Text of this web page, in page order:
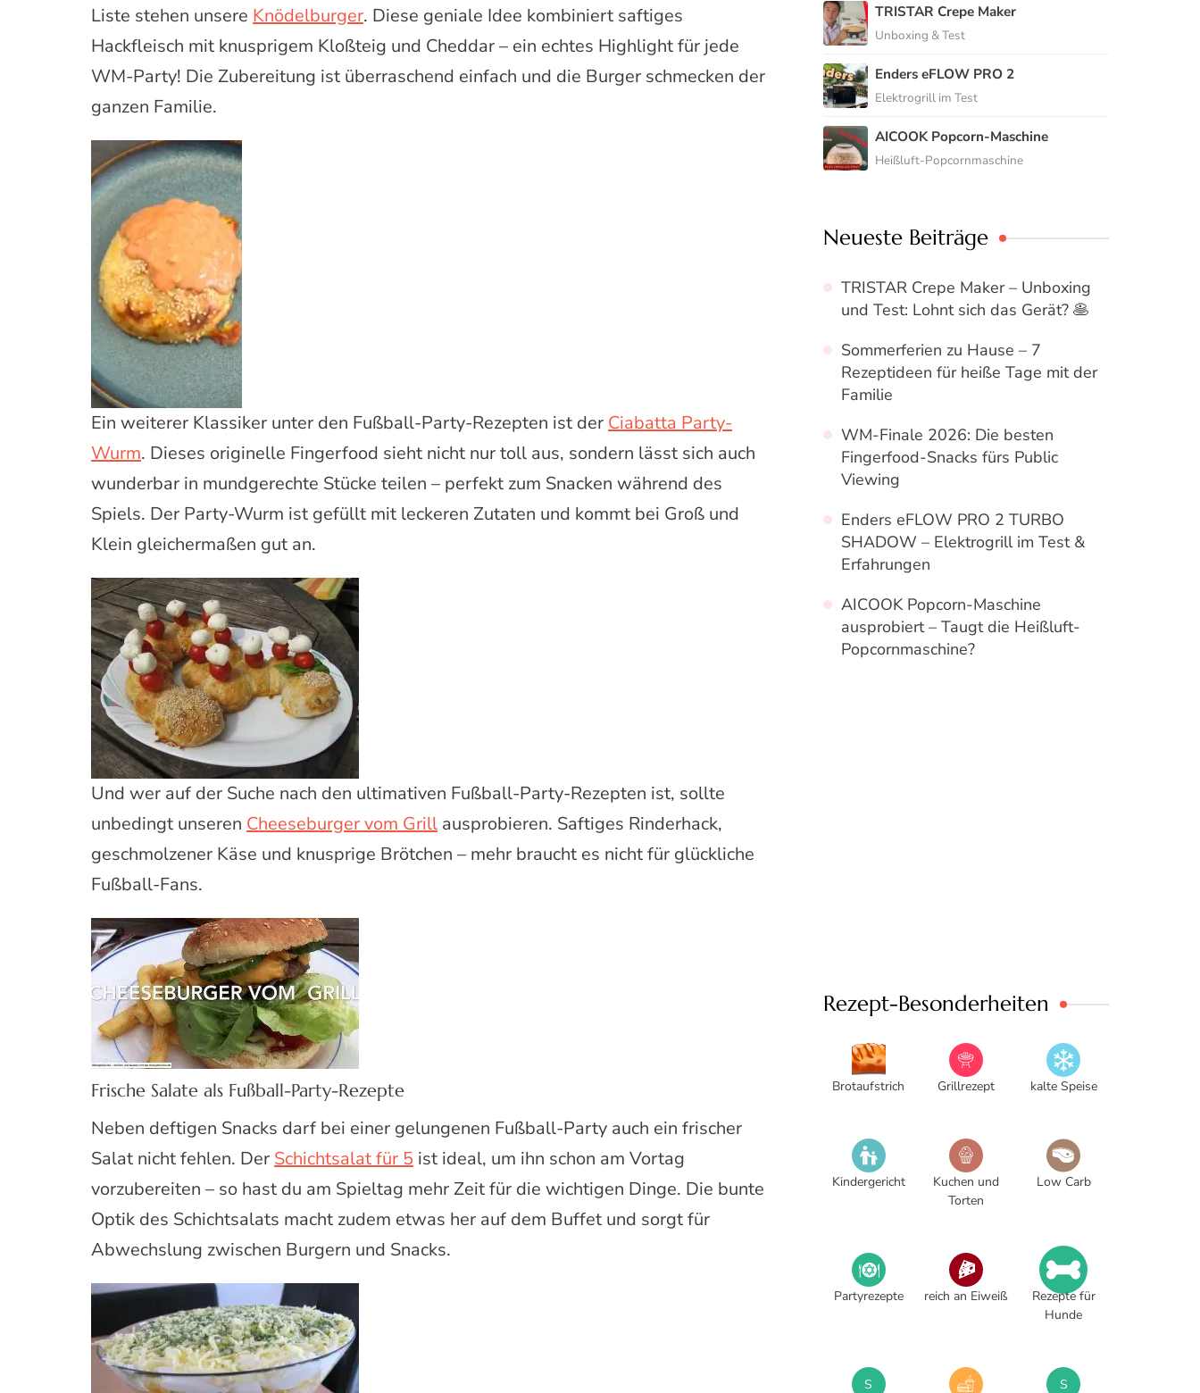
Liste stehen unsere Knödelburger. Diese geniale Idee kombiniert saftiges
Hackfleisch mit knusprigem Kloßteig und Cheddar – ein echtes Highlight für jede
WM-Party! Die Zubereitung ist überraschend einfach und die Burger schmecken der
ganzen Familie.
Ein weiterer Klassiker unter den Fußball-Party-Rezepten ist der Ciabatta Party-
Wurm. Dieses originelle Fingerfood sieht nicht nur toll aus, sondern lässt sich auch
wunderbar in mundgerechte Stücke teilen – perfekt zum Snacken während des
Spiels. Der Party-Wurm ist gefüllt mit leckeren Zutaten und kommt bei Groß und
Klein gleichermaßen gut an.
Und wer auf der Suche nach den ultimativen Fußball-Party-Rezepten ist, sollte
unbedingt unseren Cheeseburger vom Grill ausprobieren. Saftiges Rinderhack,
geschmolzener Käse und knusprige Brötchen – mehr braucht es nicht für glückliche
Fußball-Fans.
Frische Salate als Fußball-Party-Rezepte
Neben deftigen Snacks darf bei einer gelungenen Fußball-Party auch ein frischer
Salat nicht fehlen. Der Schichtsalat für 5 ist ideal, um ihn schon am Vortag
vorzubereiten – so hast du am Spieltag mehr Zeit für die wichtigen Dinge. Die bunte
Optik des Schichtsalats macht zudem etwas her auf dem Buffet und sorgt für
Abwechslung zwischen Burgern und Snacks.
TRISTAR Crepe Maker
Unboxing & Test
Enders eFLOW PRO 2
Elektrogrill im Test
AICOOK Popcorn-Maschine
Heißluft-Popcornmaschine
Neueste Beiträge
TRISTAR Crepe Maker – Unboxing
und Test: Lohnt sich das Gerät? 🥞
Sommerferien zu Hause – 7
Rezeptideen für heiße Tage mit der
Familie
WM-Finale 2026: Die besten
Fingerfood-Snacks fürs Public
Viewing
Enders eFLOW PRO 2 TURBO
SHADOW – Elektrogrill im Test &
Erfahrungen
AICOOK Popcorn-Maschine
ausprobiert – Taugt die Heißluft-
Popcornmaschine?
Rezept-Besonderheiten
Brotaufstrich Grillrezept kalte Speise
Kindergericht
Kuchen und
Torten
Low Carb
Partyrezepte reich an Eiweiß
Rezepte für
Hunde
S S